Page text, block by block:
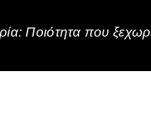
Ποιότητα που